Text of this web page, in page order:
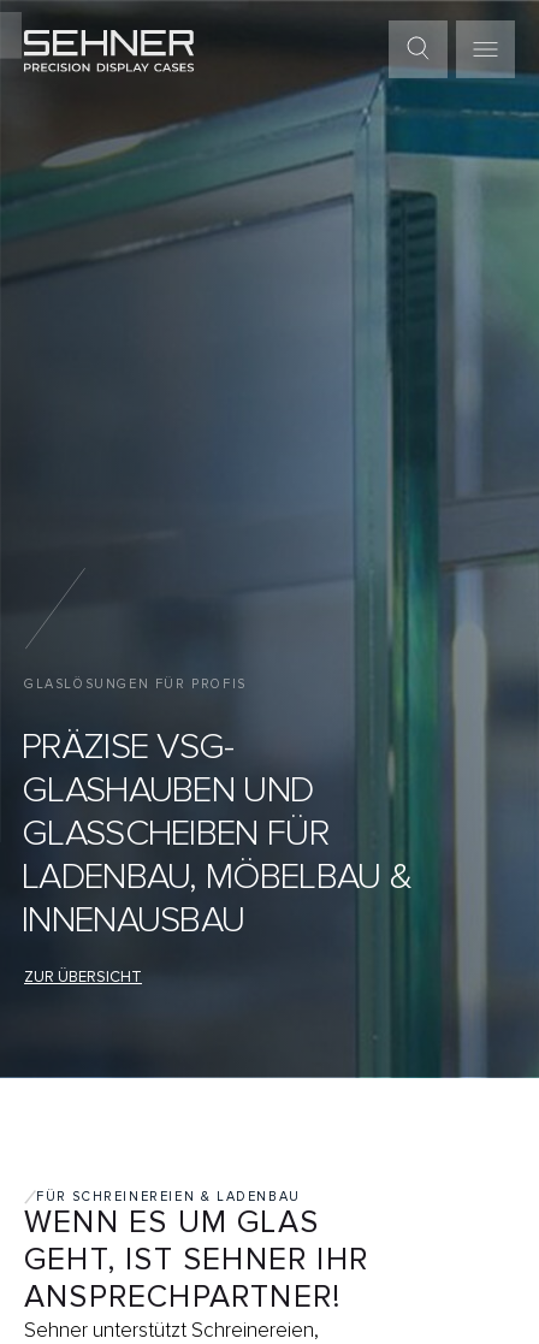
PRÄZISE VSG-
GLASHAUBEN UND
GLASSCHEIBEN FÜR
LADENBAU, MÖBELBAU &
INNENAUSBAU
ZUR ÜBERSICHT
GLASLÖSUNGEN FÜR PROFIS
FÜR SCHREINEREIEN & LADENBAU
WENN ES UM GLAS
GEHT, IST SEHNER IHR
ANSPRECHPARTNER!
Sehner unterstützt Schreinereien,